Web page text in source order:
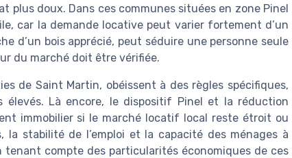
plus doux. Dans ces communes situées en zone Pinel
car la demande locative peut varier fortement d’un
d’un bois apprécié, peut séduire une personne seule
du marché doit être vérifiée.
de Saint Martin, obéissent à des règles spécifiques,
Là encore, le dispositif Pinel et la réduction
immobilier si le marché locatif local reste étroit ou
la stabilité de l’emploi et la capacité des ménages à
compte des particularités économiques de ces